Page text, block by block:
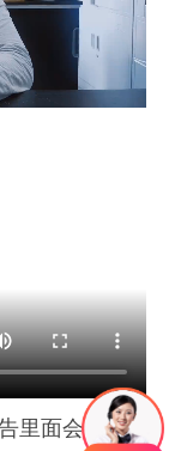
面会有不同